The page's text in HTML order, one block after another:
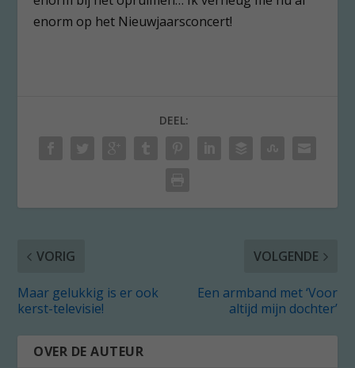
enorm op het Nieuwjaarsconcert!
DEEL:
VORIG
Maar gelukkig is er ook
kerst-televisie!
VOLGENDE
Een armband met ‘Voor
altijd mijn dochter’
OVER DE AUTEUR